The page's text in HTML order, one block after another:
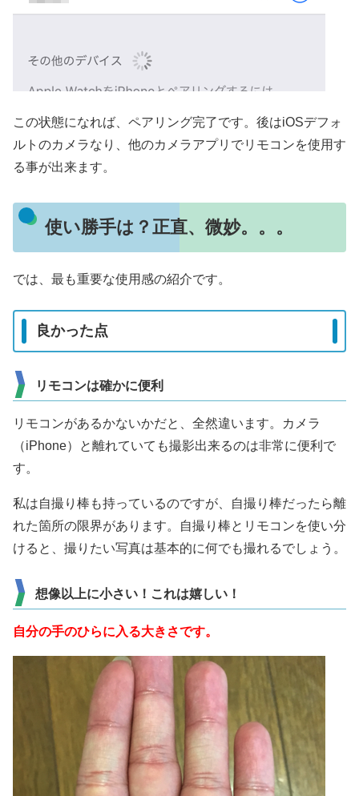
この状態になれば、ペアリング完了です。後はiOSデフォ
ルトのカメラなり、他のカメラアプリでリモコンを使用す
る事が出来ます。
使い勝手は？正直、微妙。。。
では、最も重要な使用感の紹介です。
良かった点
リモコンは確かに便利
リモコンがあるかないかだと、全然違います。カメラ
（iPhone）と離れていても撮影出来るのは非常に便利で
す。
私は自撮り棒も持っているのですが、自撮り棒だったら離
れた箇所の限界があります。自撮り棒とリモコンを使い分
けると、撮りたい写真は基本的に何でも撮れるでしょう。
想像以上に小さい！これは嬉しい！
自分の手のひらに入る大きさです。